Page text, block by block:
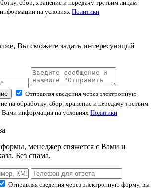
сбор, хранение и передачу третьим лицам
на условиях Политики
Вы сможете задать интересующий
Отправляя сведения через электронную
на обработку, сбор, хранение и передачу третьим
Вами информации на условиях Политики
менеджер свяжется с Вами и
Без спама.
Отправляя сведения через электронную форму, вы